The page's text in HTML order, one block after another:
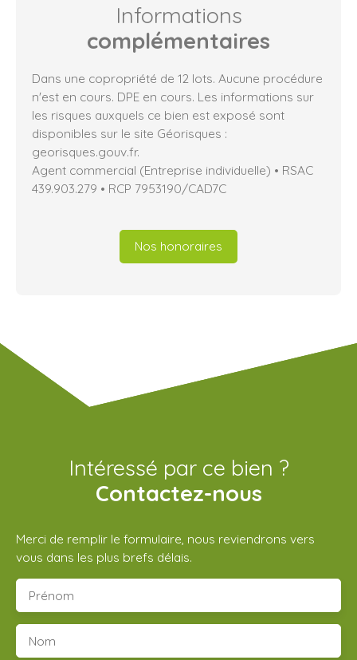
Informations
complémentaires
Dans une copropriété de 12 lots. Aucune procédure
n'est en cours. DPE en cours. Les informations sur
les risques auxquels ce bien est exposé sont
disponibles sur le site Géorisques :
georisques.gouv.fr.
Agent commercial (Entreprise individuelle) • RSAC
439.903.279 • RCP 7953190/CAD7C
Nos honoraires
Intéressé par ce bien ?
Contactez-nous
Merci de remplir le formulaire, nous reviendrons vers
vous dans les plus brefs délais.
Prénom
Nom